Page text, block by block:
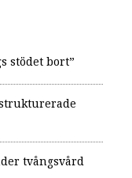
stödet bort”
tvångsvård